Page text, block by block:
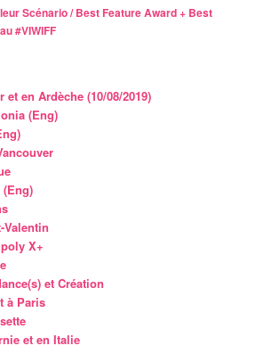
Scénario / Best Feature Award + Best
#VIWIFF
et en Ardèche (10/08/2019)
(Eng)
(Eng)
Valentin
X+
et Création
à Paris
et en Italie